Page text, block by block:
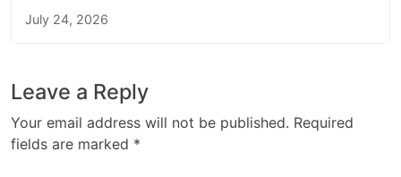
July 24, 2026
Leave a Reply
Your email address will not be published. Required
fields are marked *